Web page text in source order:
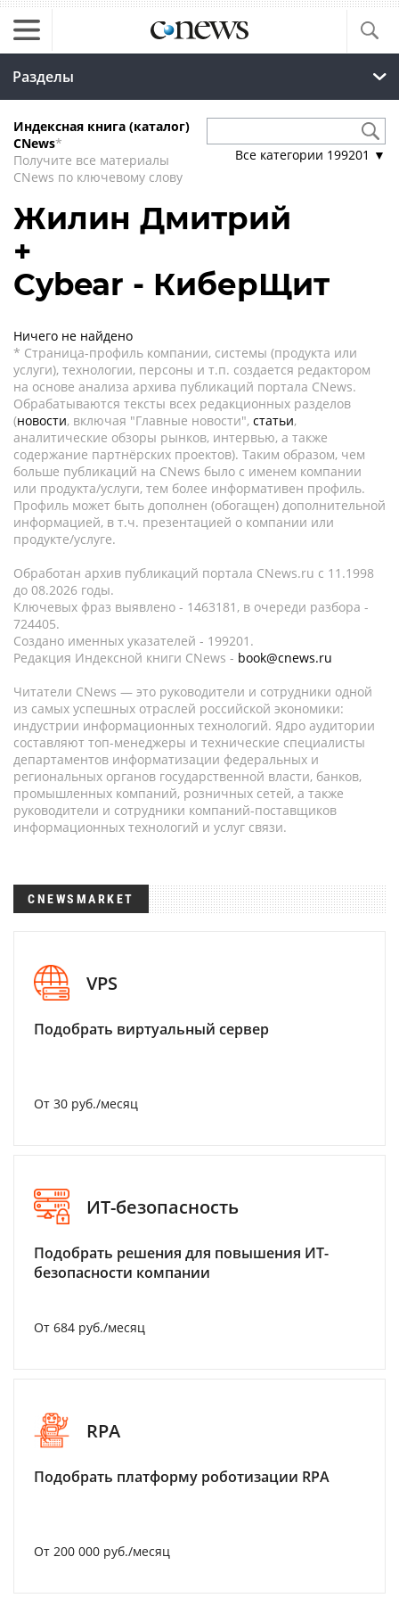
Разделы
Индексная книга (каталог)
CNews*
Получите все материалы
CNews по ключевому слову
Все категории 199201 ▼
Жилин Дмитрий
+
Cybear - КиберЩит
Ничего не найдено
* Страница-профиль компании, системы (продукта или
услуги), технологии, персоны и т.п. создается редактором
на основе анализа архива публикаций портала CNews.
Обрабатываются тексты всех редакционных разделов
(новости, включая "Главные новости", статьи,
аналитические обзоры рынков, интервью, а также
содержание партнёрских проектов). Таким образом, чем
больше публикаций на CNews было с именем компании
или продукта/услуги, тем более информативен профиль.
Профиль может быть дополнен (обогащен) дополнительной
информацией, в т.ч. презентацией о компании или
продукте/услуге.
Обработан архив публикаций портала CNews.ru c 11.1998
до 08.2026 годы.
Ключевых фраз выявлено - 1463181, в очереди разбора -
724405.
Создано именных указателей - 199201.
Редакция Индексной книги CNews - book@cnews.ru
Читатели CNews — это руководители и сотрудники одной
из самых успешных отраслей российской экономики:
индустрии информационных технологий. Ядро аудитории
составляют топ-менеджеры и технические специалисты
департаментов информатизации федеральных и
региональных органов государственной власти, банков,
промышленных компаний, розничных сетей, а также
руководители и сотрудники компаний-поставщиков
информационных технологий и услуг связи.
CNEWSMARKET
VPS
Подобрать виртуальный сервер
От 30 руб./месяц
ИТ-безопасность
Подобрать решения для повышения ИТ-
безопасности компании
От 684 руб./месяц
RPA
Подобрать платформу роботизации RPA
От 200 000 руб./месяц